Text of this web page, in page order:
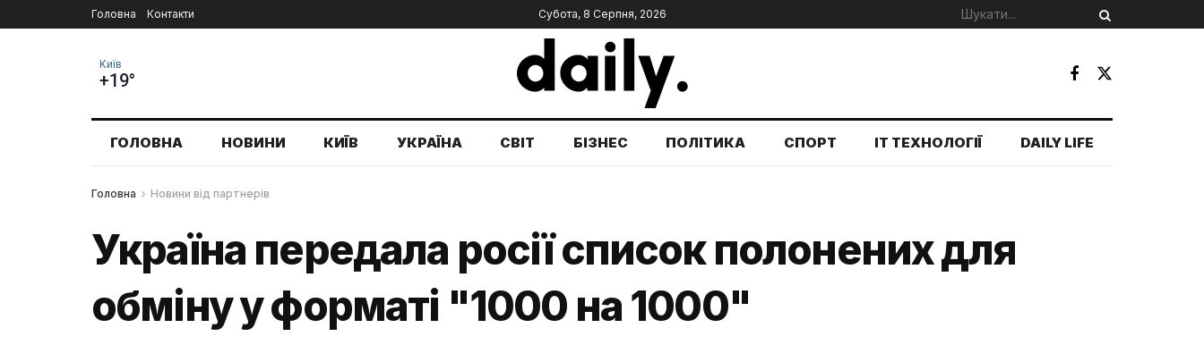
Головна Контакти Субота, 8 Серпня, 2026
Київ
+19°
ГОЛОВНА НОВИНИ КИЇВ УКРАЇНА СВІТ БІЗНЕС ПОЛІТИКА СПОРТ IT ТЕХНОЛОГІЇ DAILY LIFE
Головна Новини від партнерів
Україна передала росії список полонених для
обміну у форматі "1000 на 1000"